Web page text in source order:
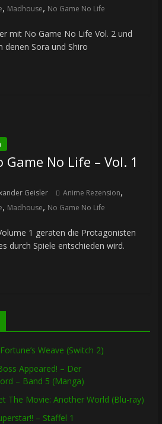
, Madhouse, No Game No Life
mit No Game No Life Vol. 2 und
denen Sora und Shiro
Game No Life – Vol. 1
Geisler Anime Rezension,
, Madhouse, No Game No Life
1 geraten die Protagonisten
durch Spiele entschieden wird.
Weave (Switch 2)
Appeared! – Der
– Band 5 (Manga)
The Movie: Another World (Blu-ray)
– Staffel 1